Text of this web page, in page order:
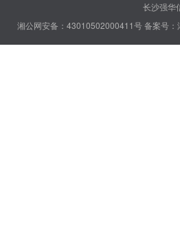
长沙强华
湘公网安备：43010502000411号备案号